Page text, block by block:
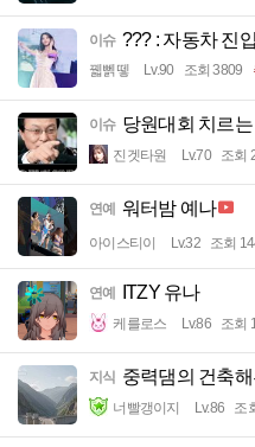
이슈 ??? : 자동차 진
꿻뻵뗗 Lv.90 조회 3809
이슈 당원대회 치르
진겟타원 Lv.70 조회
연예 워터밤 예나
아이스티이 Lv.32 조회
연예 ITZY 유나
케를로스 Lv.86 조회
지식 중력댐의 건축
너빨갱이지 Lv.86 조